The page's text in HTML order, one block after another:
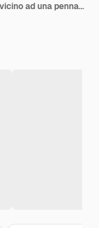
Colpo ambientale di un taccuino in bianco vicino ad una penna stilografica su una superficie di legno